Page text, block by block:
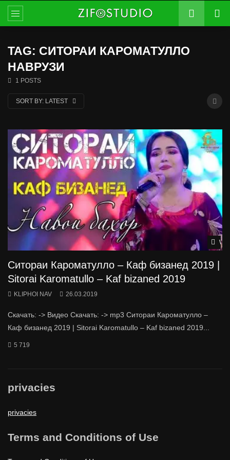
TAG: СИТОРАИ КАРОМАТУЛЛО
НАВРУЗИ
1 POSTS
SORT BY: LATEST
Ситораи Кароматулло – Каф бизанед 2019 |
Sitorai Karomatullo – Kaf bizaned 2019
KLIPHOI NAV 26.03.2019
Скачать: -> Видео Скачать: -> mp3 Ситораи Кароматулло –
Каф бизанед 2019 | Sitorai Karomatullo – Kaf bizaned 2019...
5 719
privacies
privacies
Terms and Conditions of Use